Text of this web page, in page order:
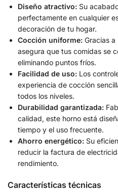
Diseño atractivo: Su
perfectamente en cualquier
decoración de tu hogar.
Cocción uniforme: Gracias
asegura que tus comidas se
eliminando puntos fríos.
Facilidad de uso: Los
experiencia de cocción
todos los niveles.
Durabilidad garantizada:
calidad, este horno está
tiempo y el uso frecuente.
Ahorro energético: Su
reducir la factura de
rendimiento.
Características técnicas